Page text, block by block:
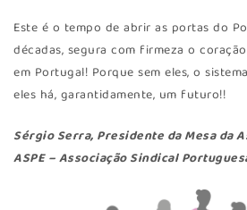
Este é o tempo de abrir as portas do
décadas, segura com firmeza o
em Portugal! Porque sem eles, o
eles há, garantidamente, um futuro!!
Sérgio Serra, Presidente da Mesa da
ASPE – Associação Sindical